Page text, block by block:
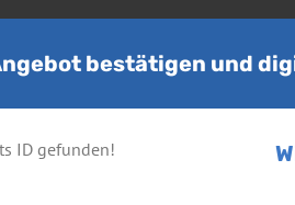
bestätigen und
ID gefunden!